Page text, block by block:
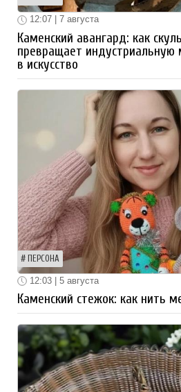
12:07 | 7 августа
Каменский авангард: как
превращает индустриальную
в искусство
ПЕРСОНА
12:03 | 5 августа
Каменский стежок: как нить